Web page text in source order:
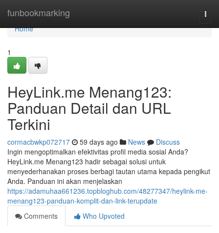
funbookmarking
Home
Home
1
HeyLink.me Menang123:
Panduan Detail dan URL
Terkini
cormacbwkp072717 59 days ago News
Discuss
Ingin mengoptimalkan efektivitas profil media sosial Anda?
HeyLink.me Menang123 hadir sebagai solusi untuk
menyederhanakan proses berbagi tautan utama kepada pengikut
Anda. Panduan ini akan menjelaskan
https://adamuhaa661236.topbloghub.com/48277347/heylink-me-
menang123-panduan-komplit-dan-link-terupdate
Comments
Who Upvoted